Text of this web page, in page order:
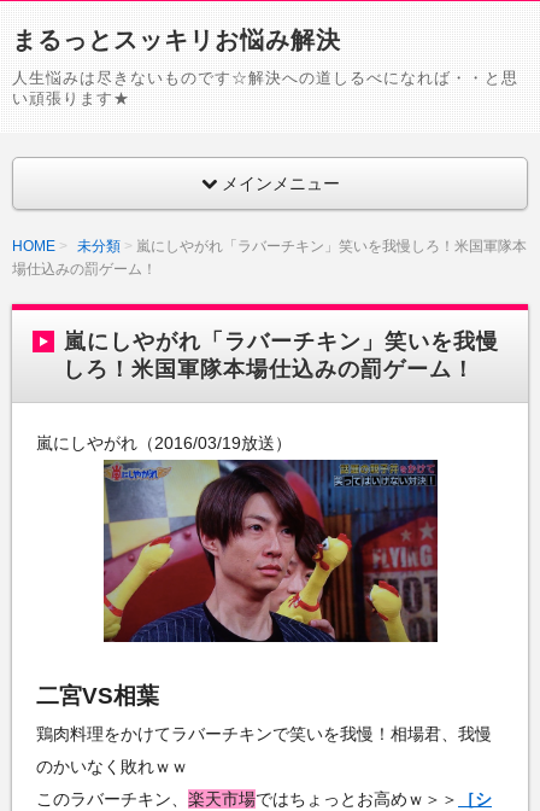
まるっとスッキリお悩み解決
人生悩みは尽きないものです☆解決への道しるべになれば・・と思
い頑張ります★
メインメニュー
HOME 未分類
嵐にしやがれ「ラバーチキン」笑いを我慢しろ！米国軍隊本
場仕込みの罰ゲーム！
嵐にしやがれ「ラバーチキン」笑いを我慢
しろ！米国軍隊本場仕込みの罰ゲーム！
嵐にしやがれ（2016/03/19放送）
二宮VS相葉
鶏肉料理をかけてラバーチキンで笑いを我慢！相場君、我慢
のかいなく敗れｗｗ
このラバーチキン、 楽天市場ではちょっとお高めｗ＞＞
［シ